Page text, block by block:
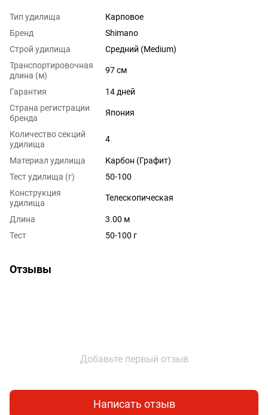
Тип удилища
Карповое
Бренд
Shimano
Строй удилища
Средний (Medium)
Транспортировочная
длина (м)
97 см
Гарантия
14 дней
Страна регистрации
бренда
Япония
Количество секций
удилища
4
Материал удилища
Карбон (Графит)
Тест удилища (г)
50-100
Конструкция
удилища
Телескопическая
Длина
3.00 м
Тест
50-100 г
Отзывы
Добавьте первый отзыв
Написать отзыв